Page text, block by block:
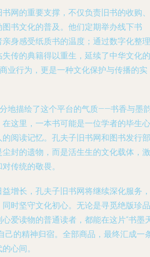
网的重要支撑，不仅负责旧书的收购、
书文化的普及。他们定期举办线下书
身感受纸质书的温度；通过数字化整理
传的典籍得以重生，延续了中华文化的
业行为，更是一种文化保护与传播的实
地描绘了这个平台的气质——书香与墨
这里，一本书可能是一位学者的毕生心
阅读记忆。孔夫子旧书网和图书发行部
封的遗物，而是活生生的文化载体，激
传统的敬畏。
增长，孔夫子旧书网将继续深化服务，
时坚守文化初心。无论是寻觅绝版珍品
爱读物的普通读者，都能在这片“书墨
己的精神归宿。全部商品，最终汇成一
心间。